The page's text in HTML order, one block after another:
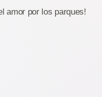
amor por los parques!